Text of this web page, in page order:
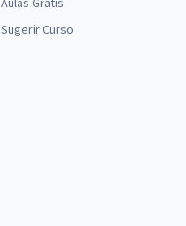
Sugerir Curso